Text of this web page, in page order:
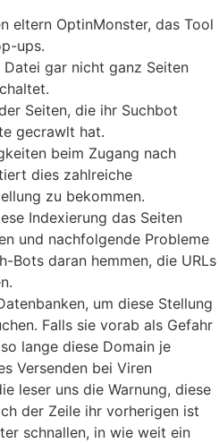
eltern OptinMonster, das Tool
ups.
gar nicht ganz Seiten
Seiten, die ihr Suchbot
gecrawlt hat.
beim Zugang nach
dies zahlreiche
zu bekommen.
Indexierung das Seiten
und nachfolgende Probleme
Bots daran hemmen, die URLs
um diese Stellung
Falls sie vorab als Gefahr
lange diese Domain je
Versenden bei Viren
leser uns die Warnung, diese
der Zeile ihr vorherigen ist
schnallen, in wie weit ein